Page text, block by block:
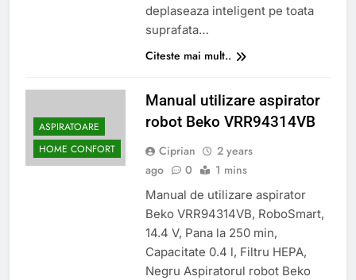
deplaseaza inteligent pe toata
suprafata…
Citeste mai mult..
ASPIRATOARE
HOME CONFORT
Manual utilizare aspirator
robot Beko VRR94314VB
Ciprian
2 years
ago
0 1 mins
Manual de utilizare aspirator
Beko VRR94314VB, RoboSmart,
14.4 V, Pana la 250 min,
Capacitate 0.4 l, Filtru HEPA,
Negru Aspiratorul robot Beko